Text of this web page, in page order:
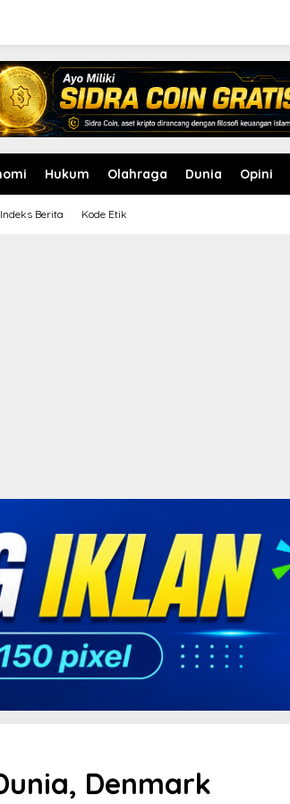
Hukum Olahraga Dunia Opini
Indeks Berita Kode Etik
Denmark